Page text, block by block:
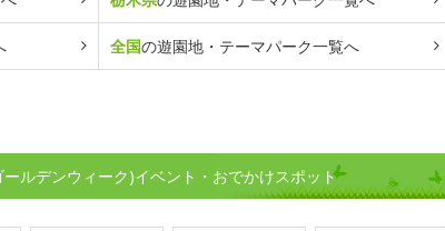
全国の遊園地・テーマパーク一覧へ
ルデンウィーク)イベント・おでかけスポット